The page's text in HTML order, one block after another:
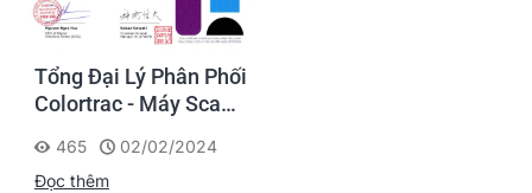
Tổng Đại Lý Phân Phối
Colortrac - Máy Scan
Âu465
02/02/2024
Đọc thêm